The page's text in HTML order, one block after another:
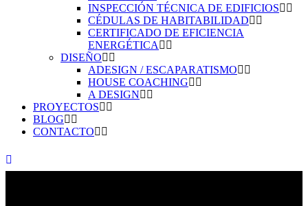
INSPECCIÓN TÉCNICA DE EDIFICIOS
CÉDULAS DE HABITABILIDAD
CERTIFICADO DE EFICIENCIA
ENERGÉTICA
DISEÑO
ADESIGN / ESCAPARATISMO
HOUSE COACHING
A DESIGN
PROYECTOS
BLOG
CONTACTO